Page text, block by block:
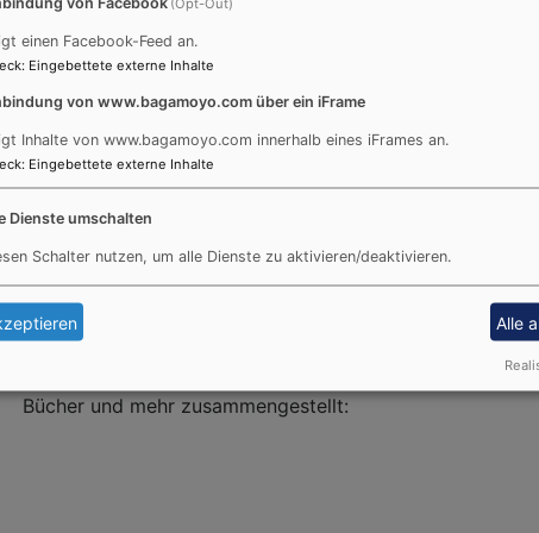
(mit der Weltlkugel)
Partnerschaftsbeauftragten im
Evangelisch-Lutherischen Dekanat
Weiterlesen
Frey
Bei den Missionstagen 2026 in Petersberg wurden
Bücher und mehr zusammengestellt:
(Opt-Out)
einen Facebook-Feed an.
: Eingebettete externe Inhalte
von www.bagamoyo.com über ein iFrame
Inhalte von www.bagamoyo.com innerhalb eines iFrames an.
: Eingebettete externe Inhalte
Dienste umschalten
Schalter nutzen, um alle Dienste zu aktivieren/deaktivieren.
Alle